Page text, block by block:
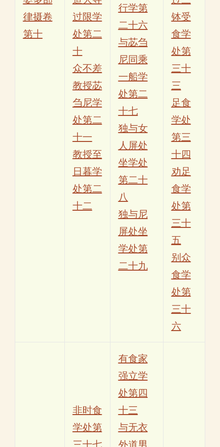
律摄卷
第十
过限学
处第二
十
众不差
教授苾
刍尼学
处第二
十一
教授至
日暮学
处第二
十二
行学第
二十六
与苾刍
尼同乘
一船学
处第二
十七
独与女
人屏处
坐学处
第二十
八
独与尼
屏处坐
学处第
二十九
钵受
食学
处第
三十
三
足食
学处
第三
十四
劝足
食学
处第
三十
五
别众
食学
处第
三十
六
非时食
学处第
三十七
有食家
强立学
处第四
十三
与无衣
外道男